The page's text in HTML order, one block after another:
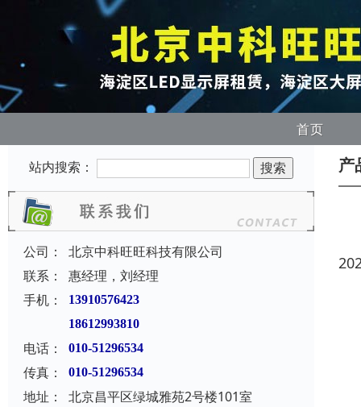
首页
站内搜索：
公司：
北京中科旺旺科技有限公司
联系：
惠经理，刘经理
手机：
13910576423
18612993810
电话： 010-51296534
传真： 010-51296534
地址：
北京昌平区绿城雅苑2号楼101室
产